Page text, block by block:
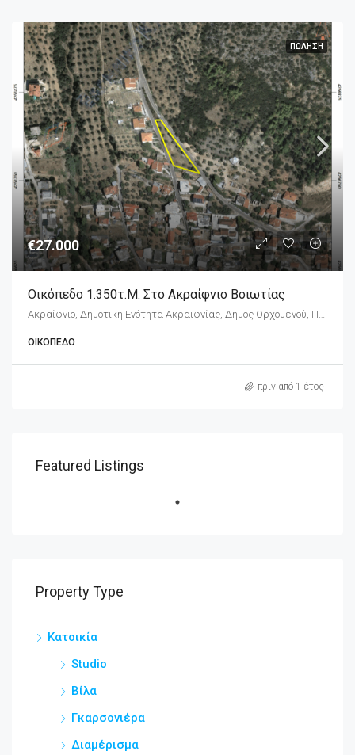
ΠΏΛΗΣΗ
€27.000
Οικόπεδο 1.350τ.μ. Στο Ακραίφνιο Βοιωτίας
ΟΙΚΌΠΕΔΟ
πριν από 1 έτος
Featured Listings
Property Type
Κατοικία
Studio
Βίλα
Γκαρσονιέρα
Διαμέρισμα